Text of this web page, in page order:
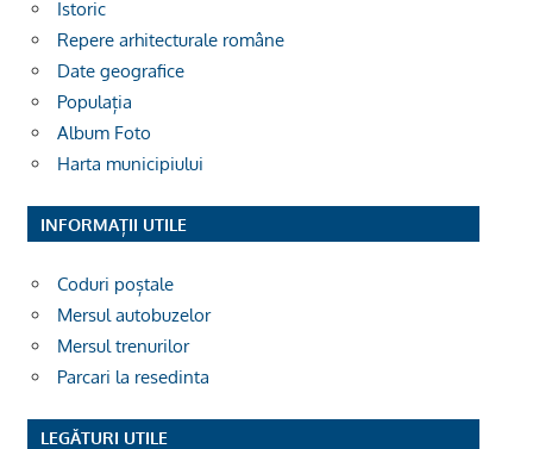
Istoric
Repere arhitecturale române
Date geografice
Populația
Album Foto
Harta municipiului
INFORMAȚII UTILE
Coduri poștale
Mersul autobuzelor
Mersul trenurilor
Parcari la resedinta
LEGĂTURI UTILE